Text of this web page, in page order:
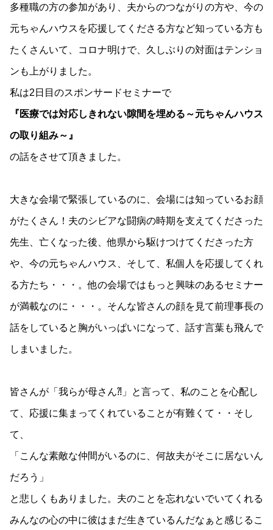
多種職の方の参加があり、夫からのつながりの方や、今の
元ちゃんハウスを応援してくださる方など知っている方も
たくさんいて、コロナ明けで、久しぶりの対面はテンショ
ンも上がりました。
私は2日目のスポンサードセミナーで
『医療では対応しきれない隙間を埋める～元ちゃんハウス
の取り組み～』
の話をさせて頂きました。
大きな会場で緊張しているのに、会場には知っているお顔
がたくさん！夫のシビアな闘病の時期を支えてくださった
先生、亡くなった後、他県から駆けつけてくださった方
や、今の元ちゃんハウス、そして、私個人を応援してくれ
る方たち・・・。他の会場ではもっと興味のあるセミナー
が満載なのに・・・。そんな皆さんの顔を見て前理事長の
話をしていると胸がいっぱいになって、話す言葉も飛んで
しまいました。
皆さんが「我らが母さん⁈」と言って、私のことを心配し
て、応援に集まってくれていることが有難くて・・そし
て、
「こんな素敵な仲間がいるのに、何故夫がそこに居ないん
だろう」
と悲しくもありました。夫のことを忘れないでいてくれる
みんなの心の中に彼はまだ生きているんだなぁと感じるこ